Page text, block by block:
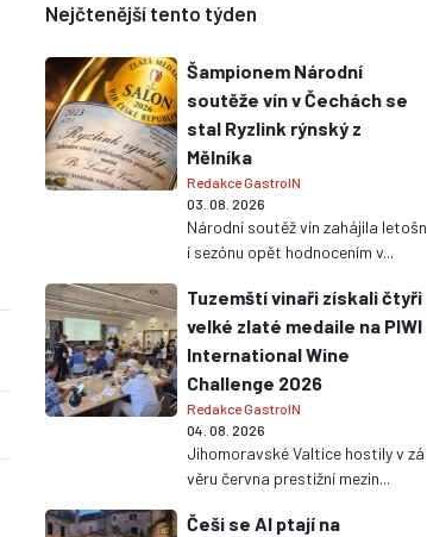
Nejčtenější tento týden
Šampionem Národní
soutěže vín v Čechách se
stal Ryzlink rýnský z
Mělníka
Redakce GastroIN
03. 08. 2026
Národní soutěž vín zahájila letošn
í sezónu opět hodnocením v...
Tuzemští vinaři získali čtyři
velké zlaté medaile na PIWI
International Wine
Challenge 2026
Redakce GastroIN
04. 08. 2026
Jihomoravské Valtice hostily v zá
věru června prestižní mezin...
Češi se AI ptají na